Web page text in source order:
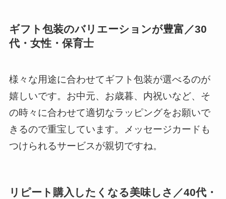
ギフト包装のバリエーションが豊富／30
代・女性・保育士
様々な用途に合わせてギフト包装が選べるのが
嬉しいです。お中元、お歳暮、内祝いなど、そ
の時々に合わせて適切なラッピングをお願いで
きるので重宝しています。メッセージカードも
つけられるサービスが親切ですね。
リピート購入したくなる美味しさ／40代・